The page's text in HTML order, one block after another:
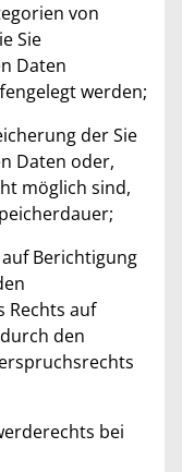
von
Sie
Daten
werden;
der Sie
Daten oder,
möglich sind,
Berichtigung
Rechts auf
den
bei